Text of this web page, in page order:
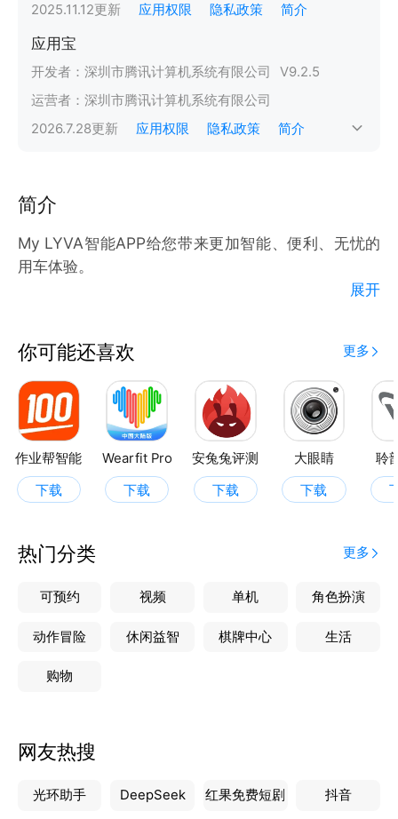
2025.11.12更新 应用权限 隐私政策 简介
应用宝
开发者： 深圳市腾讯计算机系统有限公司 V9.2.5
运营者： 深圳市腾讯计算机系统有限公司
2026.7.28更新 应用权限 隐私政策 简介
简介
My LYVA智能APP给您带来更加智能、便利、无忧的
用车体验。
・多人使用 全家轻松共享
・电量提醒 车辆电量 精准显示
・行车记录 通过App 随时掌握车辆踪迹 不怕被盗
展开
你可能还喜欢 更多
作业帮智能
下载
Wearfit Pro
下载
安兔兔评测
下载
大眼睛
下载
聆
热门分类 更多
可预约 视频 单机 角色扮演
动作冒险 休闲益智 棋牌中心 生活
购物
网友热搜
光环助手 DeepSeek 红果免费短剧 抖音